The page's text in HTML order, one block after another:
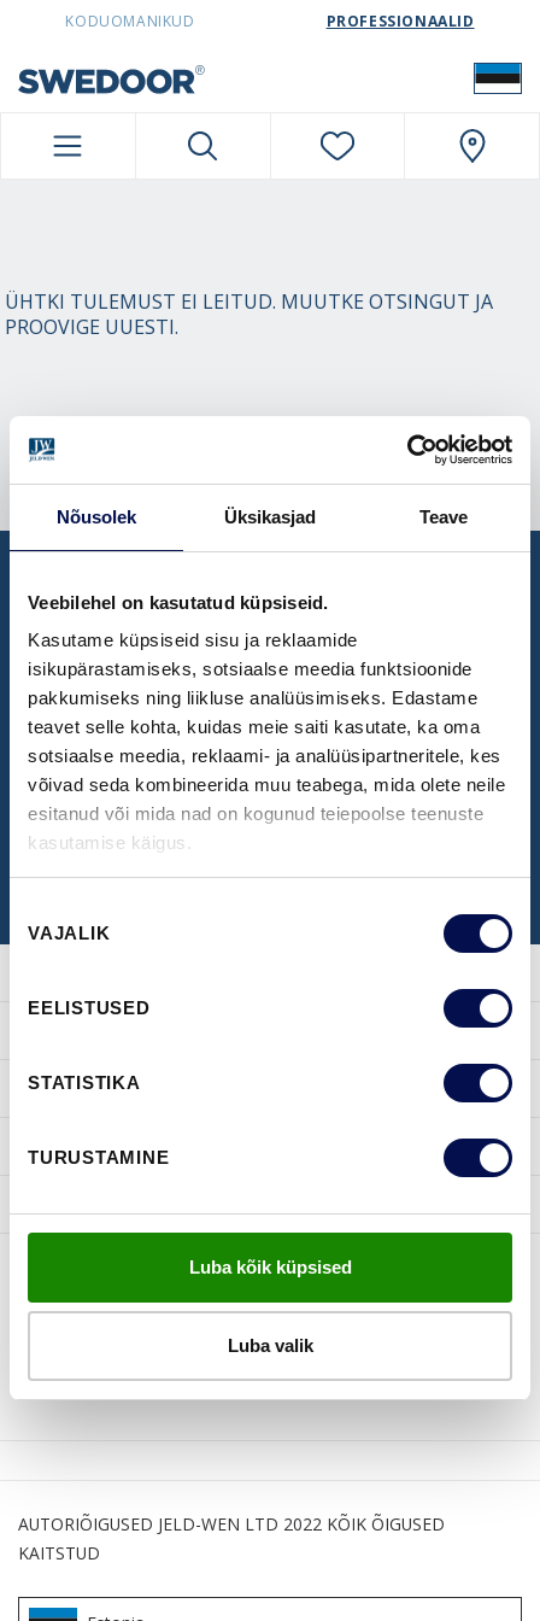
Nõusolek Üksikasjad Teave
Veebilehel on kasutatud küpsiseid.
Kasutame küpsiseid sisu ja reklaamide
isikupärastamiseks, sotsiaalse meedia funktsioonide
pakkumiseks ning liikluse analüüsimiseks. Edastame
teavet selle kohta, kuidas meie saiti kasutate, ka oma
sotsiaalse meedia, reklaami- ja analüüsipartneritele, kes
võivad seda kombineerida muu teabega, mida olete neile
esitanud või mida nad on kogunud teiepoolse teenuste
kasutamise käigus.
valik
VAJALIK
EELISTUSED
STATISTIKA
TURUSTAMINE
Luba kõik küpsised
Luba valik
SWEDOORESTONIA NAVIGATION
KODUOMANIKUD PROFESSIONAALID
ÜHTKI TULEMUST EI LEITUD. MUUTKE OTSINGUT JA
PROOVIGE UUESTI.
INSPIRATSIOON
KASULIKKU
JÄLGI MEID
NÄIDISTESAAL
Broneeri aeg Swedoori näidistesaali
külastamiseks
BRONEERI KÜLASTUS
AUTORIÕIGUSED JELD-WEN LTD 2022 KÕIK ÕIGUSED
KAITSTUD